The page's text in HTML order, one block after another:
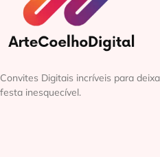
Convites Digitais incríveis para
festa inesquecível.